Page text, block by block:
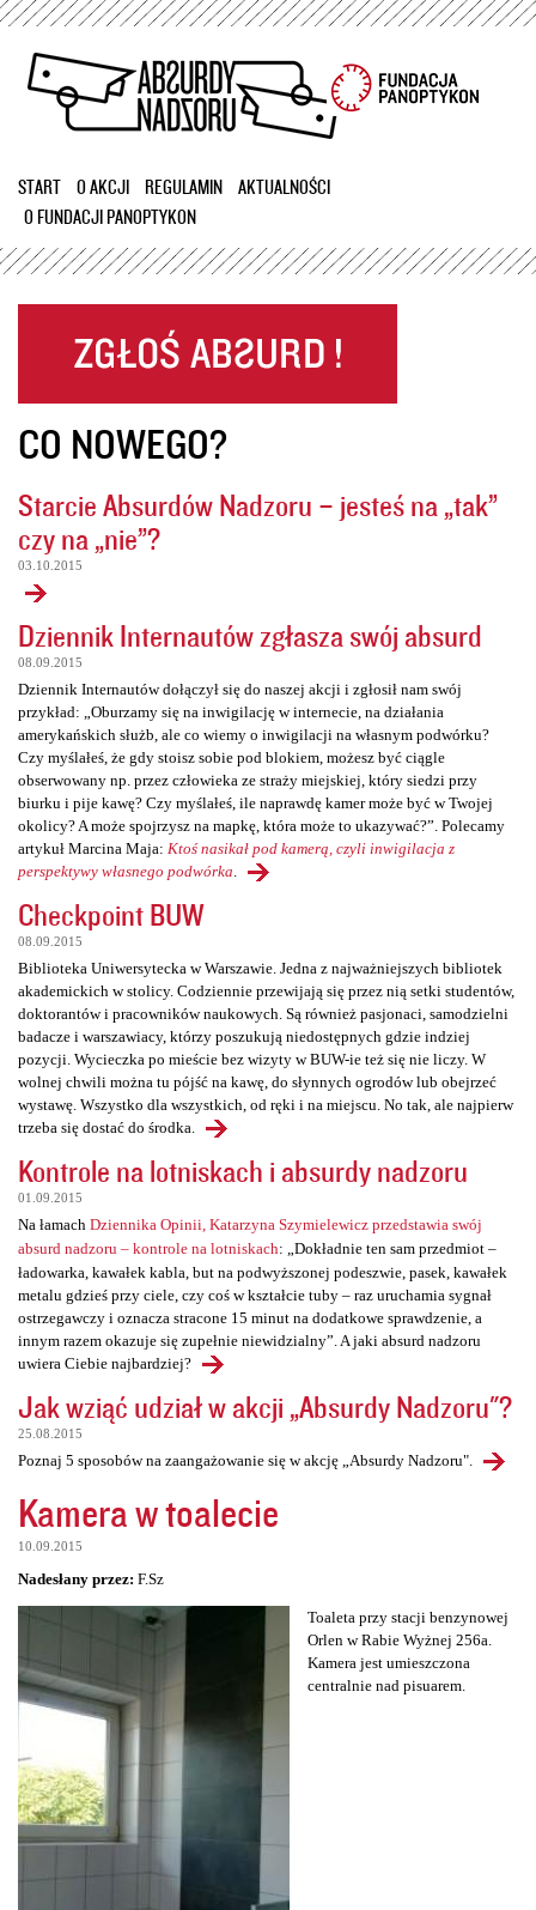
Przejdź
treści
START O AKCJI REGULAMIN
AKTUALNOŚCI
O FUNDACJI PANOPTYKON
CO NOWEGO?
Starcie Absurdów Nadzoru – jesteś na „tak”
czy na „nie”?
03.10.2015
Dziennik Internautów zgłasza swój absurd
08.09.2015
Dziennik Internautów dołączył się do naszej akcji i zgłosił nam swój
przykład: „Oburzamy się na inwigilację w internecie, na działania
amerykańskich służb, ale co wiemy o inwigilacji na własnym podwórku?
Czy myślałeś, że gdy stoisz sobie pod blokiem, możesz być ciągle
obserwowany np. przez człowieka ze straży miejskiej, który siedzi przy
biurku i pije kawę? Czy myślałeś, ile naprawdę kamer może być w Twojej
okolicy? A może spojrzysz na mapkę, która może to ukazywać?”. Polecamy
artykuł Marcina Maja: Ktoś nasikał pod kamerą, czyli inwigilacja z
perspektywy własnego podwórka
Checkpoint BUW
08.09.2015
Biblioteka Uniwersytecka w Warszawie. Jedna z najważniejszych bibliotek
akademickich w stolicy. Codziennie przewijają się przez nią setki studentów,
doktorantów i pracowników naukowych. Są również pasjonaci, samodzielni
badacze i warszawiacy, którzy poszukują niedostępnych gdzie indziej
pozycji. Wycieczka po mieście bez wizyty w BUW-ie też się nie liczy. W
wolnej chwili można tu pójść na kawę, do słynnych ogrodów lub obejrzeć
wystawę. Wszystko dla wszystkich, od ręki i na miejscu. No tak, ale najpierw
trzeba się dostać do środka.
Kontrole na lotniskach i absurdy nadzoru
01.09.2015
Na łamach Dziennika Opinii, Katarzyna Szymielewicz przedstawia swój
absurd nadzoru – kontrole na lotniskach: „Dokładnie ten sam przedmiot –
ładowarka, kawałek kabla, but na podwyższonej podeszwie, pasek, kawałek
metalu gdzieś przy ciele, czy coś w kształcie tuby – raz uruchamia sygnał
ostrzegawczy i oznacza stracone 15 minut na dodatkowe sprawdzenie, a
innym razem okazuje się zupełnie niewidzialny”. A jaki absurd nadzoru
uwiera Ciebie najbardziej?
Jak wziąć udział w akcji „Absurdy Nadzoru"?
25.08.2015
Poznaj 5 sposobów na zaangażowanie się w akcję „Absurdy Nadzoru".
Kamera w toalecie
10.09.2015
Nadesłany przez: F.Sz
Toaleta przy stacji benzynowej
Orlen w Rabie Wyżnej 256a.
Kamera jest umieszczona
centralnie nad pisuarem.